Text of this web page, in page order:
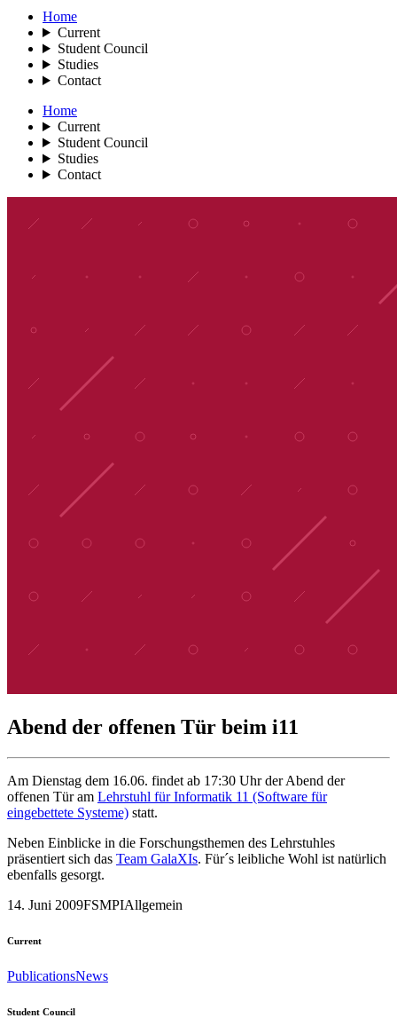
Home
Current
Student Council
Studies
Contact
Home
Current
Student Council
Studies
Contact
Abend der offenen Tür beim i11
Am Dienstag dem 16.06. findet ab 17:30 Uhr der Abend der
offenen Tür am Lehrstuhl für Informatik 11 (Software für
eingebettete Systeme) statt.
Neben Einblicke in die Forschungsthemen des Lehrstuhles
präsentiert sich das Team GalaXIs. Für´s leibliche Wohl ist natürlich
ebenfalls gesorgt.
14. Juni 2009FSMPIAllgemein
Current
PublicationsNews
Student Council